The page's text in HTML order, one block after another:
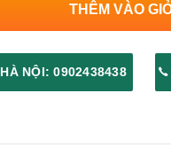
THÊM VÀO
HÀ NỘI: 0902438438